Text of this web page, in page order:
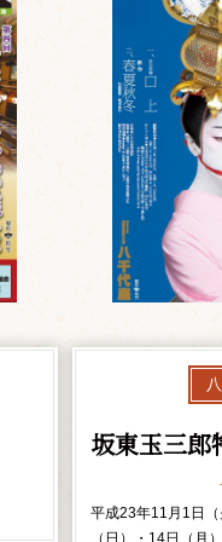
坂東玉三郎
平成23年11月1日
（日）・14日（月）